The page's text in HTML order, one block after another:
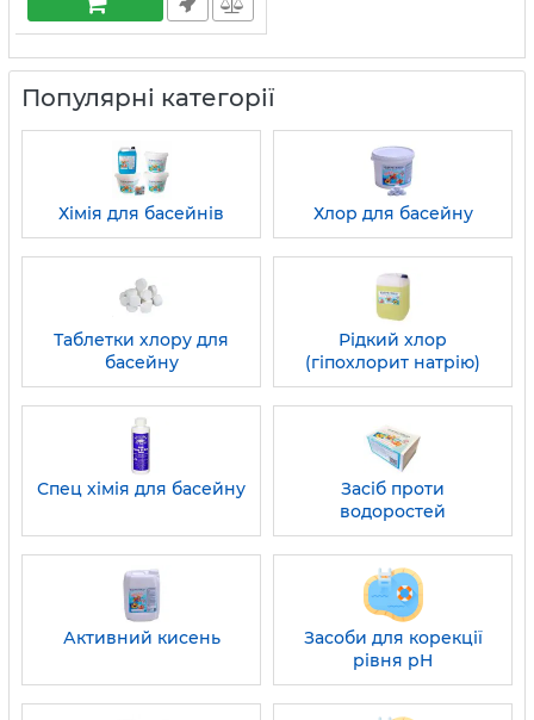
Популярні категорії
Хімія для басейнів Хлор для басейну
Таблетки хлору для
басейну
Рідкий хлор
(гіпохлорит натрію)
Спец хімія для басейну
Засіб проти
водоростей
Активний кисень
Засоби для корекції
рівня pH